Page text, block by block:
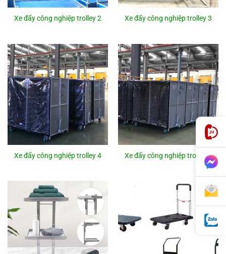
Xe đẩy công nghiệp trolley 2 Xe đẩy công nghiệp trolley 3
Xe đẩy công nghiệp trolley 4 Xe đẩy công nghiệp trolley 5